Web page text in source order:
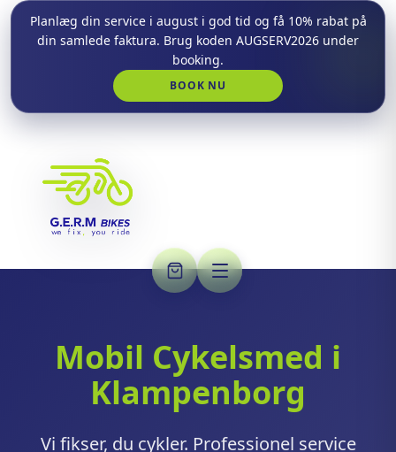
Planlæg din service i august i god tid og få 10% rabat på
din samlede faktura. Brug koden AUGSERV2026 under
booking.
BOOK NU
Mobil Cykelsmed i
Klampenborg
Vi fikser, du cykler. Professionel service